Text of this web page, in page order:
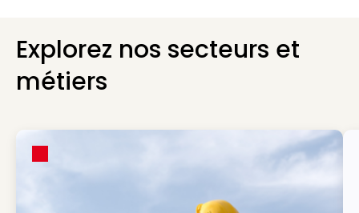
Explorez nos secteurs et
métiers